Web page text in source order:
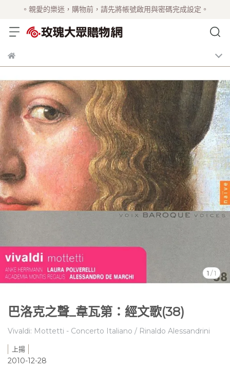
。親愛的樂迷，購物前，請先將帳號啟用與密碼完成設定。
1 /1
巴洛克之聲_韋瓦第：經文歌(38)
Vivaldi: Mottetti - Concerto Italiano / Rinaldo Alessandrini
上揚
2010-12-28